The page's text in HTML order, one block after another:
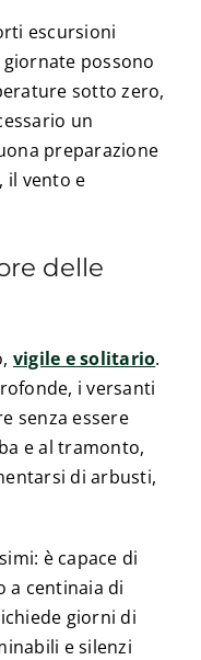
escursioni
possono
sotto zero,
un
preparazione
il vento e
delle
vigile e solitario.
i versanti
senza essere
e al tramonto,
di arbusti,
è capace di
a centinaia di
giorni di
e silenzi